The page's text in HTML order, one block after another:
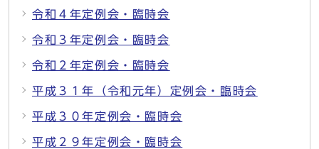
令和４年定例会・臨時会
令和３年定例会・臨時会
令和２年定例会・臨時会
平成３１年（令和元年）定例会・臨時会
平成３０年定例会・臨時会
平成２９年定例会・臨時会